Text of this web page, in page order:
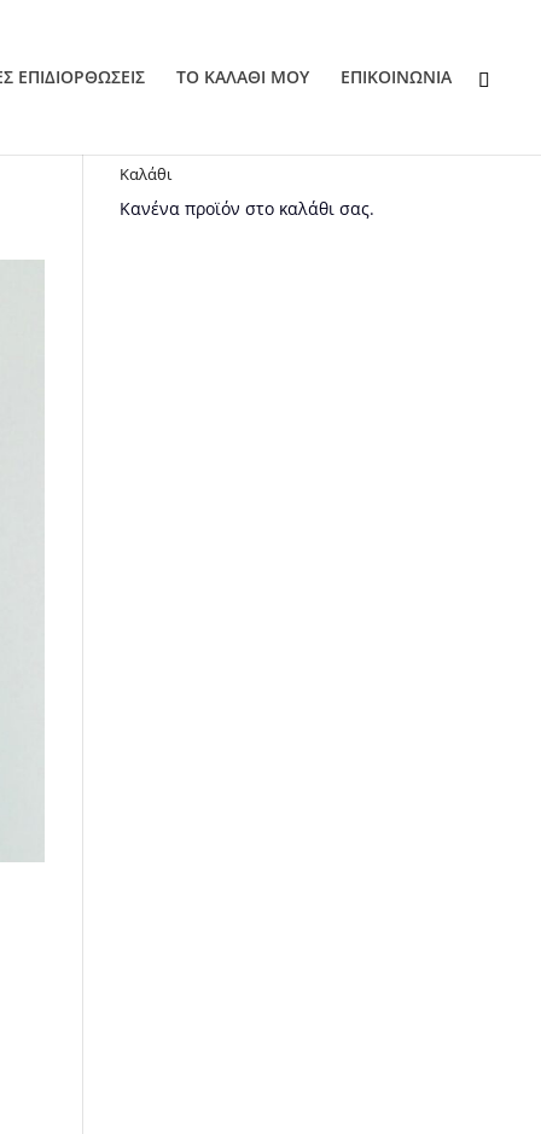
ΕΠΙΔΙΟΡΘΩΣΕΙΣ ΤΟ ΚΑΛΑΘΙ ΜΟΥ EΠΙΚΟΙΝΩΝΙΑ
Καλάθι
Κανένα προϊόν στο καλάθι σας.